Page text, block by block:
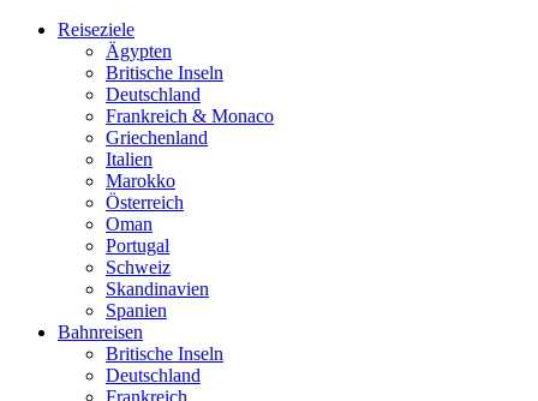
Reiseziele
Ägypten
Britische Inseln
Deutschland
Frankreich & Monaco
Griechenland
Italien
Marokko
Österreich
Oman
Portugal
Schweiz
Skandinavien
Spanien
Bahnreisen
Britische Inseln
Deutschland
Frankreich